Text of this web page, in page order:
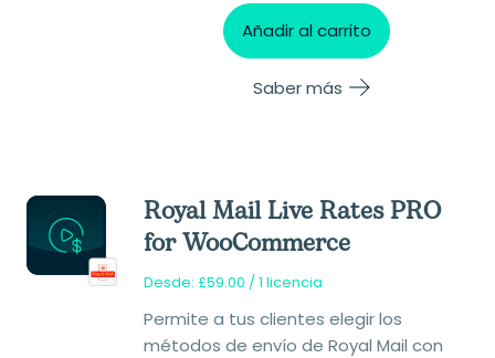
Añadir al carrito
Saber más
Royal Mail Live Rates PRO
for WooCommerce
Desde: £59.00 / 1 licencia
Permite a tus clientes elegir los
métodos de envío de Royal Mail con